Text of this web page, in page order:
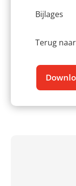
Bijlages
Terug